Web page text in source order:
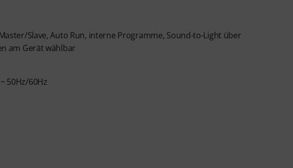
Slave, Auto Run, interne Programme, Sound-to-Light über
am Gerät wählbar
50Hz/60Hz